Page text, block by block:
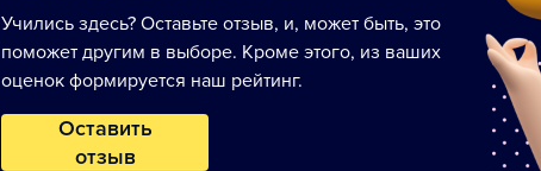
Учились здесь? Оставьте отзыв, и, может быть, это
поможет другим в выборе. Кроме этого, из ваших
оценок формируется наш рейтинг.
Оставить
отзыв